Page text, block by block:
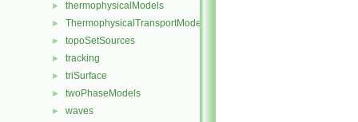
► thermophysicalModels
► ThermophysicalTransportModels
► topoSetSources
► tracking
► triSurface
► twoPhaseModels
► waves